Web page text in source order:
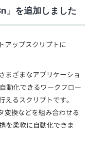
」を追加しました
アップスクリプトに
まざまなアプリケーショ
動化できるワークフロー
るスクリプトです。
変換などを組み合わせる
を柔軟に自動化できま